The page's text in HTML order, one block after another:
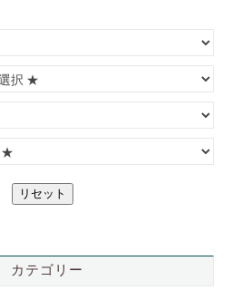
リセット
カテゴリー